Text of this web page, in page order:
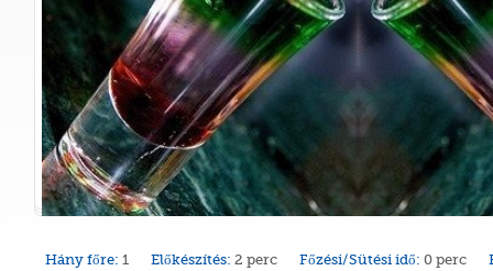
Hány főre: 1 Előkészítés: 2 perc Főzési/Sütési idő: 0 perc